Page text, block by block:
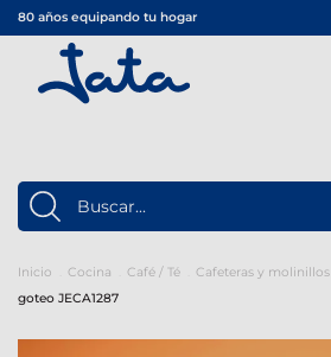
80 años equipando tu hogar
Inicio Cocina Café / Té Cafeteras y molinillos
goteo JECA1287